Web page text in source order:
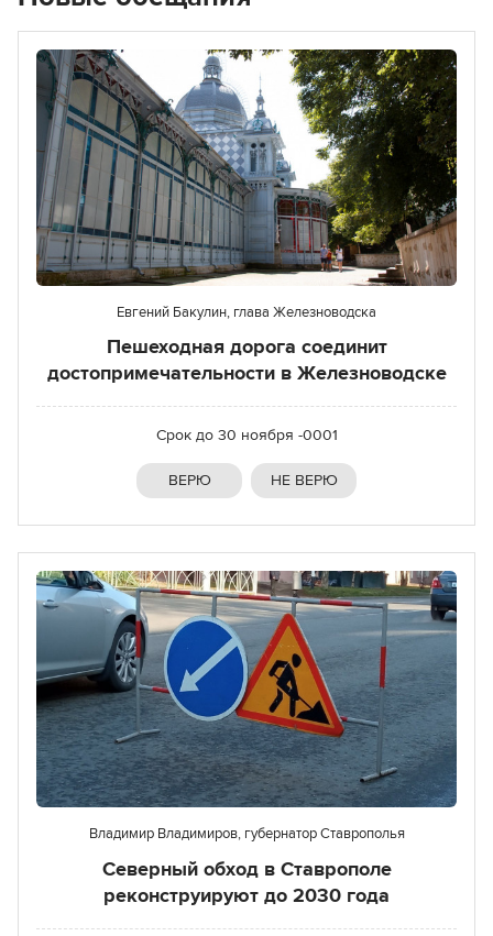
Евгений Бакулин, глава Железноводска
Пешеходная дорога соединит
достопримечательности в Железноводске
Срок до 30 ноября -0001
ВЕРЮ НЕ ВЕРЮ
Владимир Владимиров, губернатор Ставрополья
Северный обход в Ставрополе
реконструируют до 2030 года